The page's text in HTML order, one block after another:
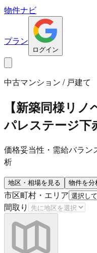
物件ナビ
プラン
ログイン
中古マンション / 戸建て
【新築同様リ
パレステージ下
価格妥当性・需給バラン
析
地区・相場を見る 物件を分
市区町村・エリア
間取り